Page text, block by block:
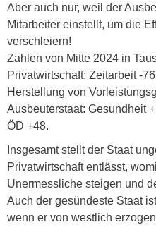
Aber auch nur, weil der
Mitarbeiter einstellt, um die
verschleiern!
Zahlen von Mitte 2024 in
Privatwirtschaft: Zeitarbeit -
Herstellung von
Ausbeuterstaat: Gesundheit
ÖD +48.
Insgesamt stellt der Staat
Privatwirtschaft entlässt,
Unermessliche steigen und
Auch der gesündeste Staat
wenn er von westlich